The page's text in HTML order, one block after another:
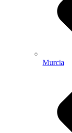
Murcia